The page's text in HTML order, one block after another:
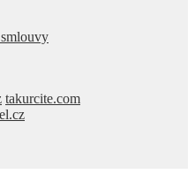
takurcite.com